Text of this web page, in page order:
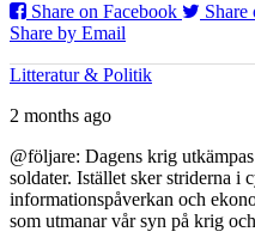
Share on Facebook
Share by Email
Litteratur & Politik
2 months ago
@följare: Dagens krig
soldater. Istället sker striderna i
informationspåverkan och
som utmanar vår syn på krig